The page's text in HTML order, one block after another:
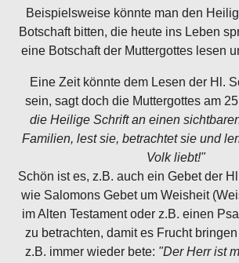
Beispielsweise könnte man den
Botschaft bitten, die heute ins Leben
eine Botschaft der Muttergottes lesen
Eine Zeit könnte dem Lesen der Hl.
sein, sagt doch die Muttergottes am
die Heilige Schrift an einen
Familien, lest sie, betrachtet sie und
Volk liebt!"
Schön ist es, z.B. auch ein Gebet der
wie Salomons Gebet um Weisheit
im Alten Testament oder z.B. einen
zu betrachten, damit es Frucht
z.B. immer wieder bete: "Der Herr ist